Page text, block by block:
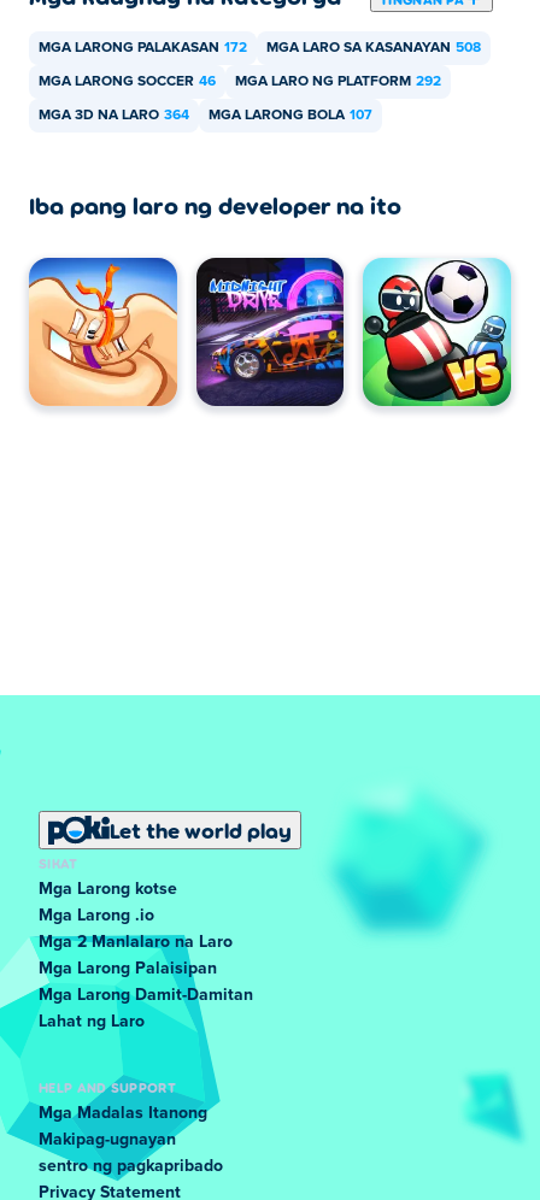
MGA LARONG PALAKASAN 172 MGA LARO SA KASANAYAN 508
MGA LARONG SOCCER 46 MGA LARO NG PLATFORM 292
MGA 3D NA LARO 364 MGA LARONG BOLA 107
Iba pang laro ng developer na ito
Let the world play
SIKAT
Mga Larong kotse
Mga Larong .io
Mga 2 Manlalaro na Laro
Mga Larong Palaisipan
Mga Larong Damit-Damitan
Lahat ng Laro
HELP AND SUPPORT
Mga Madalas Itanong
Makipag-ugnayan
sentro ng pagkapribado
Privacy Statement